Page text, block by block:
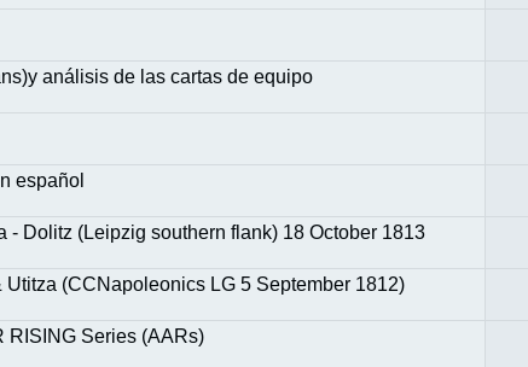
análisis de las cartas de equipo
español
Dolitz (Leipzig southern flank) 18 October 1813
(CCNapoleonics LG 5 September 1812)
RISING Series (AARs)